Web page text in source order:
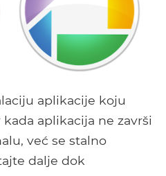
aplikacije koju
aplikacija ne završi
već se stalno
dalje dok